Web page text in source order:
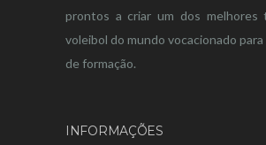
prontos a criar um dos melhores
voleibol do mundo vocacionado
de formação.
INFORMAÇÕES